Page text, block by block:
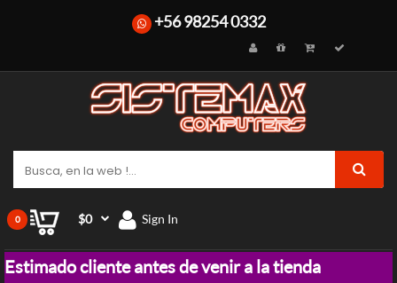
+56 98254 0332
0 $0 Sign In
Estimado cliente antes de venir a la tienda